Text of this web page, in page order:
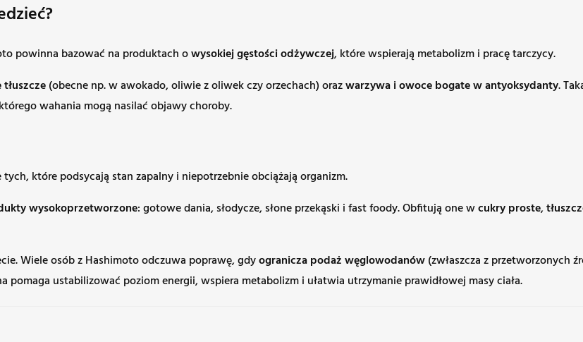
powinna bazować na produktach owysokiej gęstości odżywczej, które wspierają metabolizm i pracę tarczycy.
(obecne np. w awokado, oliwie z oliwek czy orzechach) orazwarzywa i owoce bogate w antyoksydanty.
wahania mogą nasilać objawy choroby.
które podsycają stan zapalny i niepotrzebnie obciążają organizm.
wysokoprzetworzone: gotowe dania, słodycze, słone przekąski i fast foody. Obfitują one wcukry proste,
Wiele osób z Hashimoto odczuwa poprawę, gdyogranicza podaż węglowodanów(zwłaszcza z przetworzonych
pomaga ustabilizować poziom energii, wspiera metabolizm i ułatwia utrzymanie prawidłowej masy ciała.